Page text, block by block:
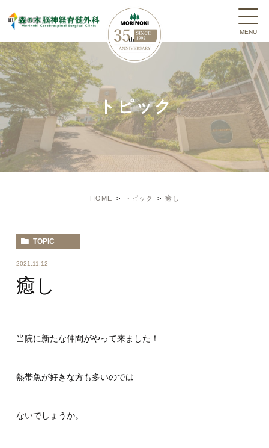
トピック
HOME トピック 癒し
TOPIC
2021.11.12
癒し
当院に新たな仲間がやって来ました！
熱帯魚が好きな方も多いのでは
ないでしょうか。